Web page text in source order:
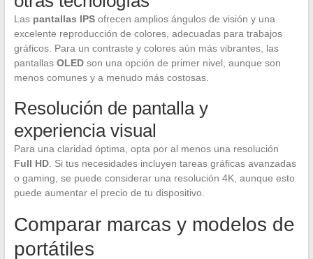
Las pantallas IPSofrecen amplios ángulos de visión y una
excelente reproducción de colores, adecuadas para trabajos
gráficos. Para un contraste y colores aún más vibrantes, las
pantallas OLEDson una opción de primer nivel, aunque son
menos comunes y a menudo más costosas.
Resolución de pantalla y
experiencia visual
Para una claridad óptima, opta por al menos una resolución
Full HD. Si tus necesidades incluyen tareas gráficas avanzadas
o gaming, se puede considerar una resolución 4K, aunque esto
puede aumentar el precio de tu dispositivo.
Comparar marcas y modelos de
portátiles